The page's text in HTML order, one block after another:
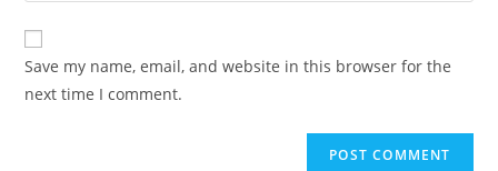
Save my name, email, and website in this browser for the
next time I comment.